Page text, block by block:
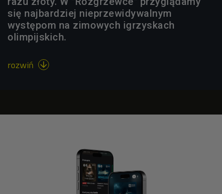
się najbardziej nieprzewidywalnym
występom na zimowych igrzyskach
olimpijskich.
rozwiń 